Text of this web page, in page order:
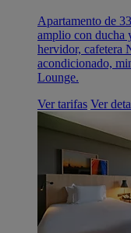
Apartamento de
amplio con ducha
hervidor, cafetera
acondicionado,
Lounge.
Ver tarifas Ver